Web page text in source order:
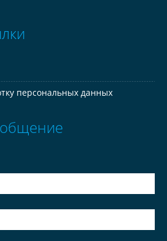
персональных данных